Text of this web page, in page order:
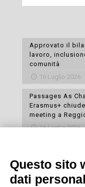
Approvato il
lavoro,
comunità
16 Luglio 2026
Passages As
Erasmus+
meeting a
16 Luglio 2026
Esami di
cura della
16 Luglio 2026
Questo sito
dati